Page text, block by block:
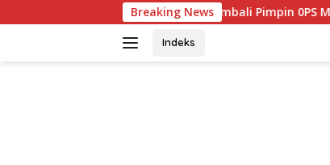
ke
Breaking News
Kembali Pimpin 0PS Miras Di 18
Indeks